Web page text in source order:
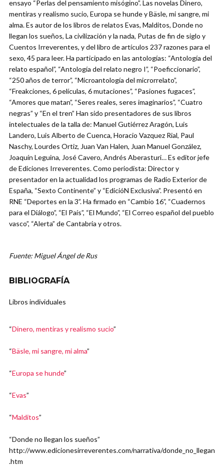
ensayo “Perlas del pensamiento misógino”. Las novelas Dinero,
mentiras y realismo sucio, Europa se hunde y Bäsle, mi sangre, mi
alma. Es autor de los libros de relatos Evas, Malditos, Donde no
llegan los sueños, La civilización y la nada, Putas de fin de siglo y
Cuentos Irreverentes, y del libro de artículos 237 razones para el
sexo, 45 para leer. Ha participado en las antologías: “Antología del
relato español”, “Antología del relato negro I”, “Poeficcionario”,
“250 años de terror”, “Microantología del microrrelato”,
“Freakciones, 6 películas, 6 mutaciones”, “Pasiones fugaces”,
“Amores que matan”, “Seres reales, seres imaginarios”, “Cuatro
negras” y “En el tren” Han sido presentadores de sus libros
intelectuales de la talla de: Manuel Gutiérrez Aragón, Luis
Landero, Luis Alberto de Cuenca, Horacio Vazquez Rial, Paul
Naschy, Lourdes Ortiz, Juan Van Halen, Juan Manuel González,
Joaquín Leguina, José Cavero, Andrés Aberasturi… Es editor jefe
de Ediciones Irreverentes. Como periodista: Director y
presentador en la actualidad los programas de Radio Exterior de
España, “Sexto Continente” y “EdicióN Exclusiva”. Presentó en
RNE “Deportes en la 3”. Ha firmado en “Cambio 16”, “Cuadernos
para el Diálogo”, “El País”, “El Mundo”, “El Correo español del pueblo
vasco”, “Alerta” de Cantabria y otros.
Fuente: Miguel Ángel de Rus
BIBLIOGRAFÍA
Libros individuales
“Dinero, mentiras y realismo sucio”
“Bäsle, mi sangre, mi alma”
“Europa se hunde”
“Evas”
“Malditos”
“Donde no llegan los sueños”
http://www.edicionesirreverentes.com/narrativa/donde_no_llegan
.htm